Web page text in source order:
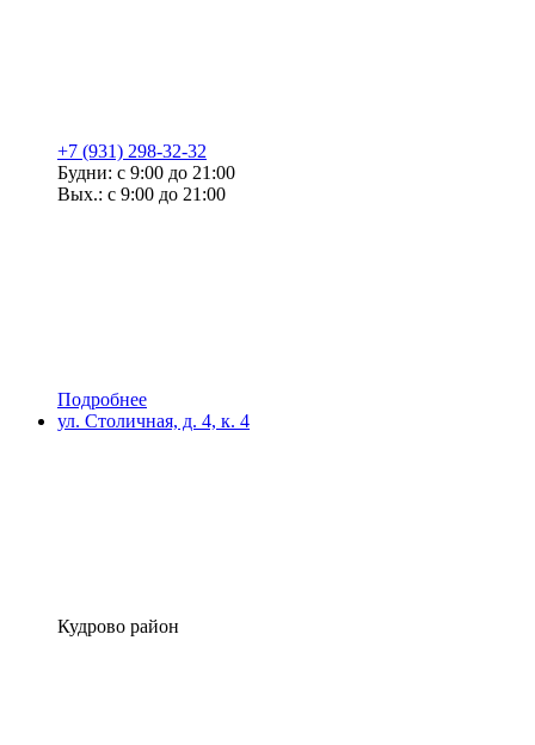
+7 (931) 298-32-32
Будни: с 9:00 до 21:00
Вых.: с 9:00 до 21:00
Подробнее
ул. Столичная, д. 4, к. 4
Кудрово район